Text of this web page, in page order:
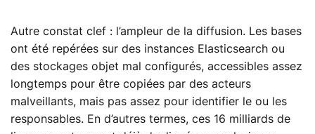
Autre constat clef : l’ampleur de la diffusion. Les bases
ont été repérées sur des instances Elasticsearch ou
des stockages objet mal configurés, accessibles assez
longtemps pour être copiées par des acteurs
malveillants, mais pas assez pour identifier le ou les
responsables. En d’autres termes, ces 16 milliards de